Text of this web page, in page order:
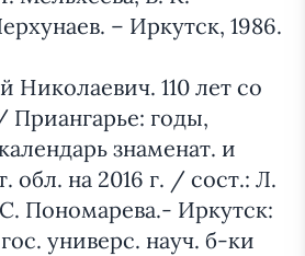
– Иркутск, 1986.
Николаевич. 110 лет со
годы,
знаменат. и
обл. на 2016 г. / сост.: Л.
Пономарева.- Иркутск:
универс. науч. б-ки